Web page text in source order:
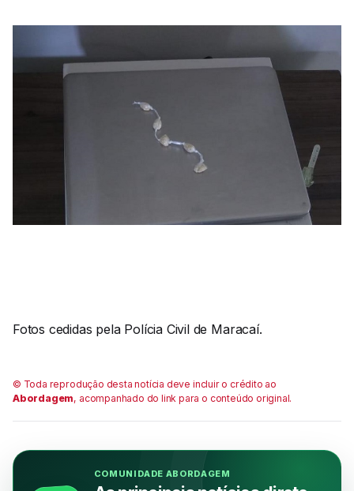
Fotos cedidas pela Polícia Civil de Maracaí.
© Toda reprodução desta notícia deve incluir o crédito ao
Abordagem, acompanhado do link para o conteúdo original.
COMUNIDADE ABORDAGEM